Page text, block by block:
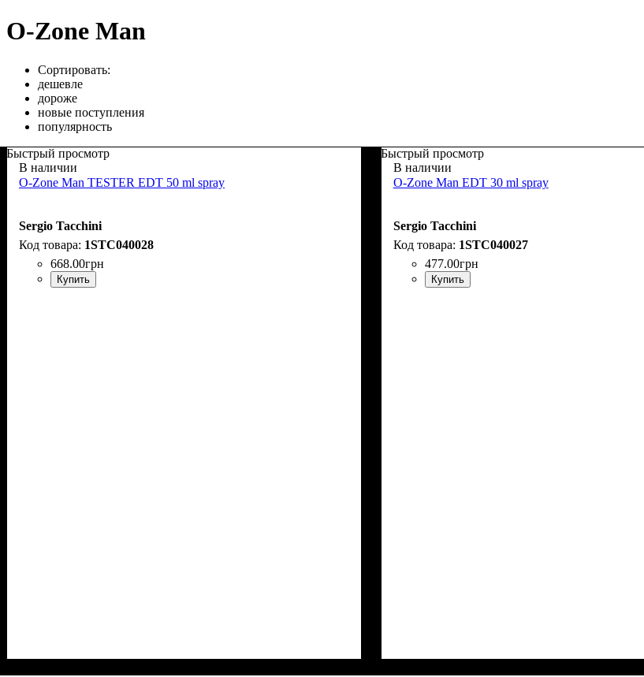
O-Zone Man
Сортировать:
дешевле
дороже
новые поступления
популярность
Быстрый просмотр
В наличии
O-Zone Man TESTER EDT 50 ml spray
Sergio Tacchini
1STC040028
668.00грн
Купить
Быстрый просмотр
В наличии
O-Zone Man EDT 30 ml spray
Sergio Tacchini
1STC040027
477.00грн
Купить